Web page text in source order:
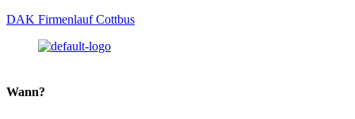
DAK Firmenlauf Cottbus
Wann?